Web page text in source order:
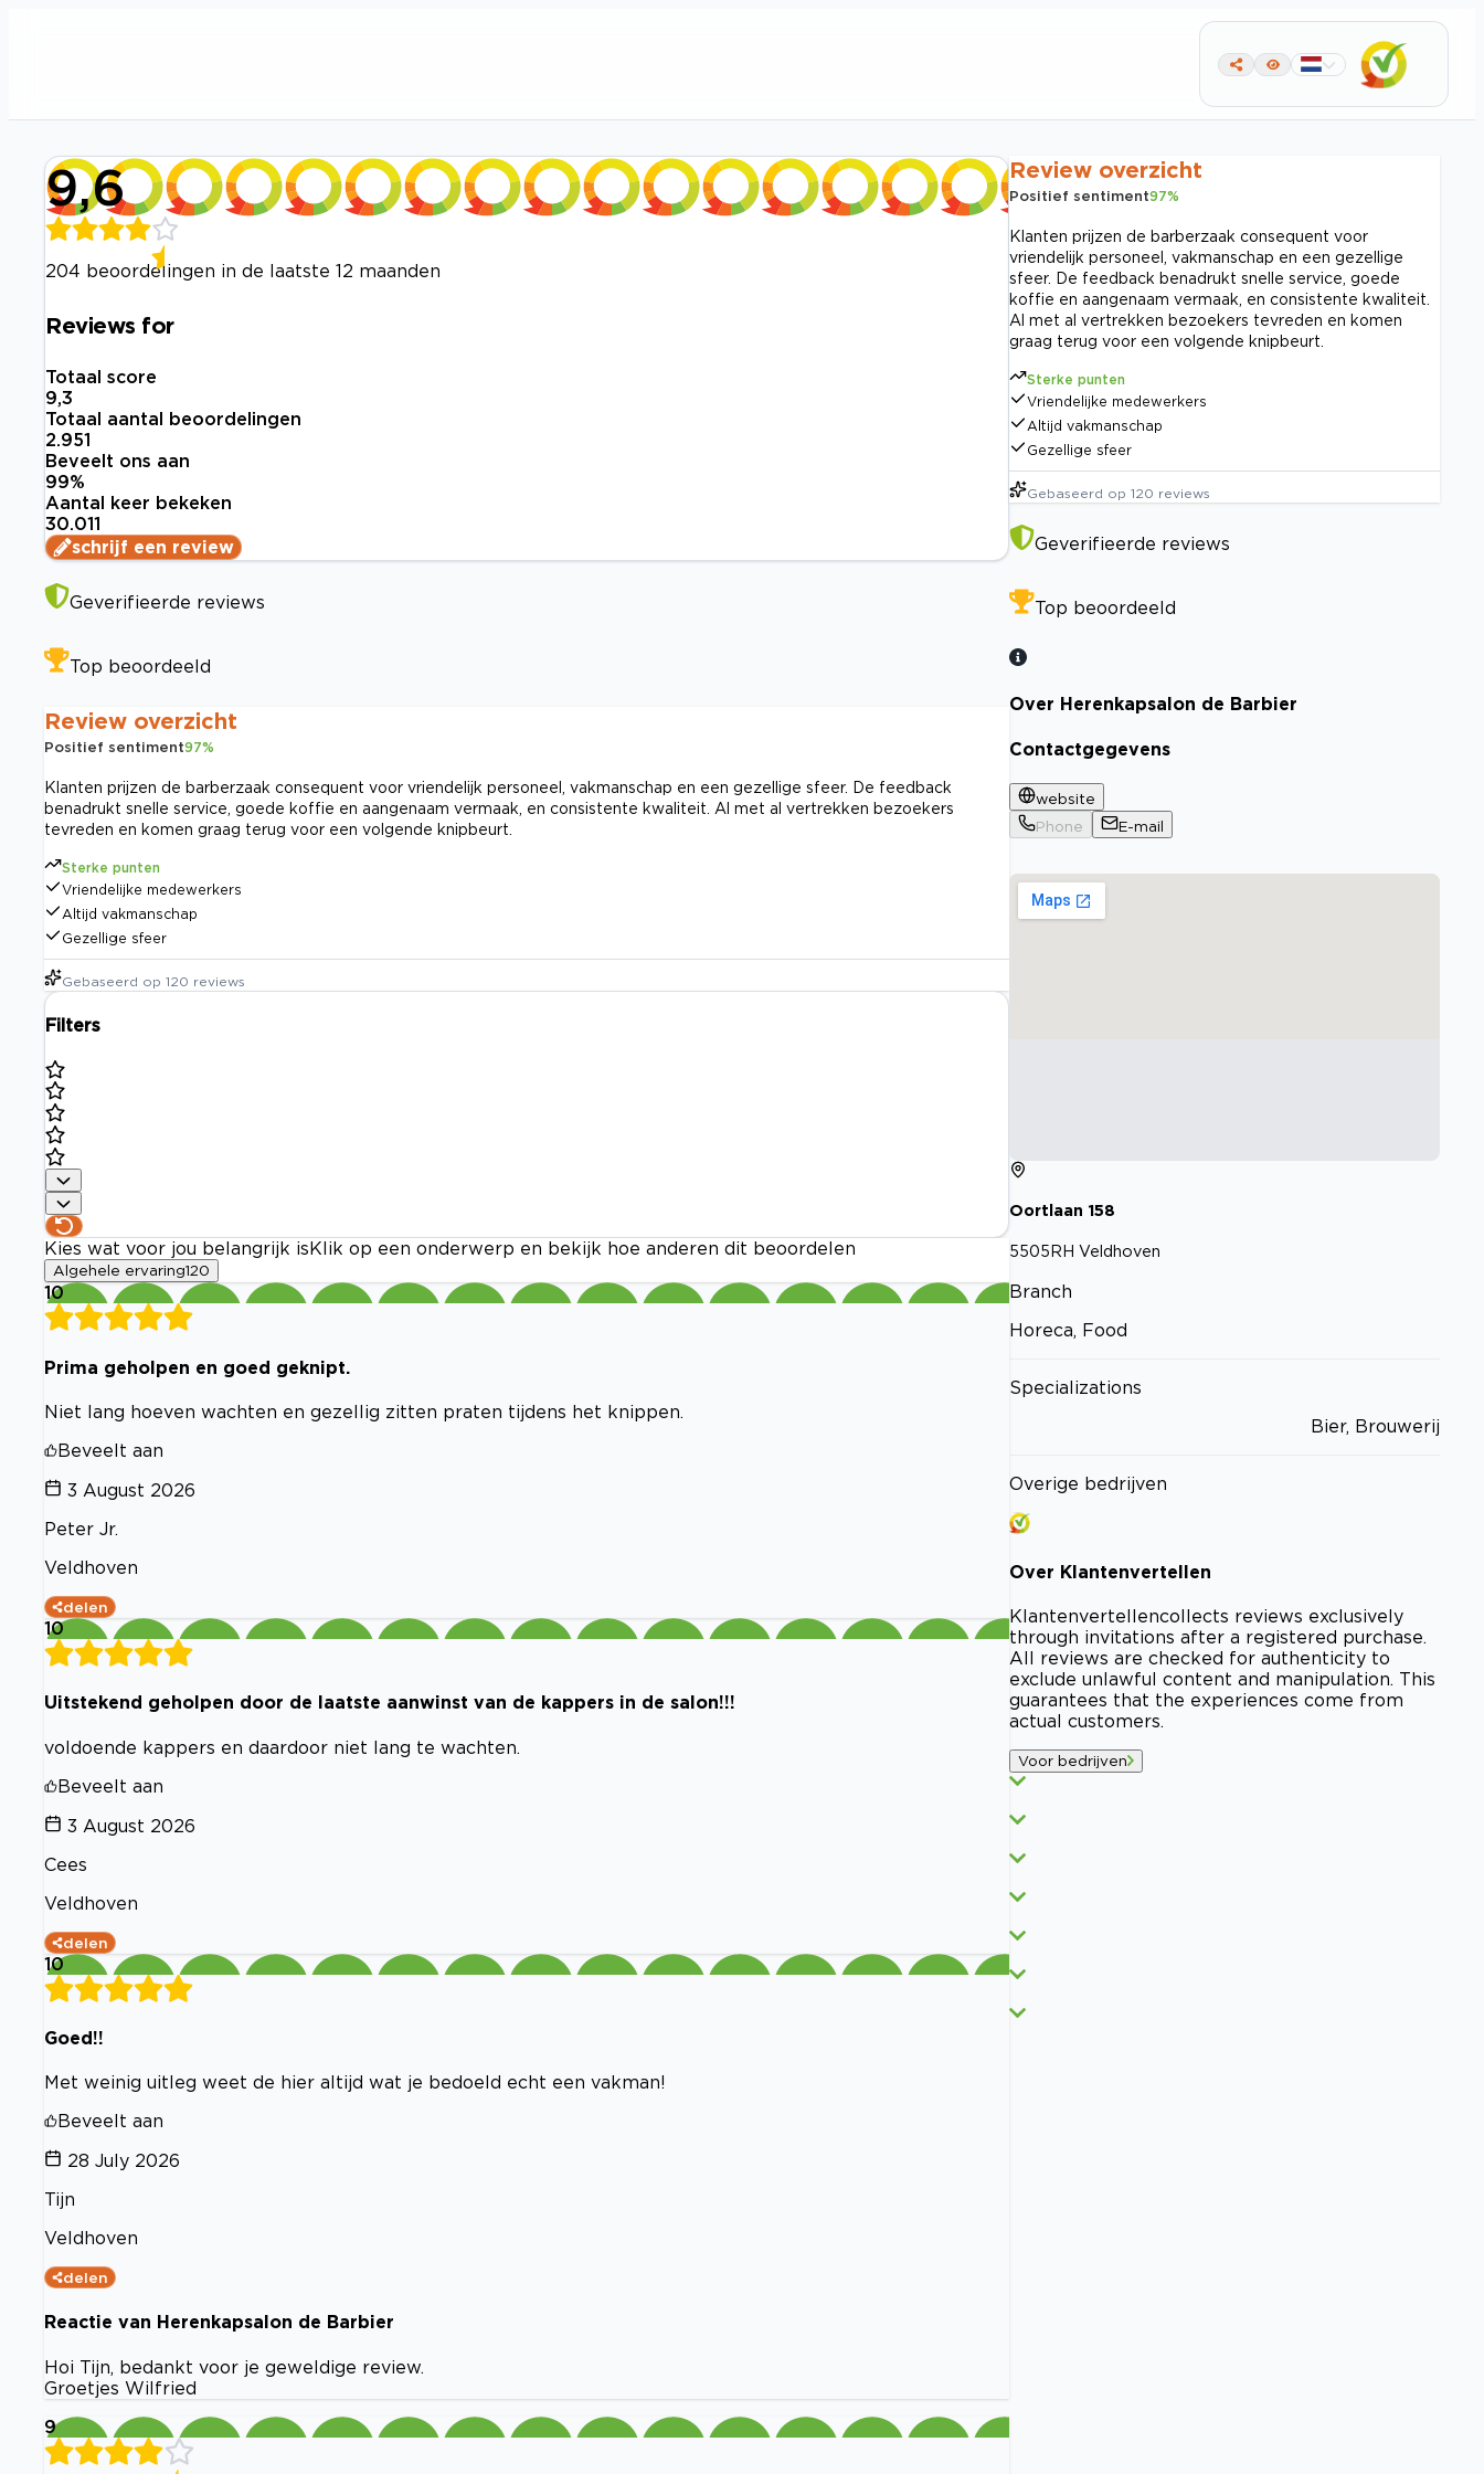
9,6
204 beoordelingen in de laatste 12 maanden
Reviews for
Totaal score
9,3
Totaal aantal beoordelingen
2.951
Beveelt ons aan
99%
Aantal keer bekeken
30.011
schrijf een review
Geverifieerde reviews
Top beoordeeld
Review overzicht
Positief sentiment97%
Klanten prijzen de barberzaak consequent voor vriendelijk personeel, vakmanschap en een gezellige sfeer. De feedback
benadrukt snelle service, goede koffie en aangenaam vermaak, en consistente kwaliteit. Al met al vertrekken bezoekers
tevreden en komen graag terug voor een volgende knipbeurt.
Sterke punten
Vriendelijke medewerkers
Altijd vakmanschap
Gezellige sfeer
Gebaseerd op 120 reviews
Filters
Kies wat voor jou belangrijk is Klik op een onderwerp en bekijk hoe anderen dit beoordelen
Algehele ervaring120
10
Prima geholpen en goed geknipt.
Niet lang hoeven wachten en gezellig zitten praten tijdens het knippen.
Beveelt aan
3 August 2026
Peter Jr.
Veldhoven
delen
10
Uitstekend geholpen door de laatste aanwinst van de kappers in de salon!!!
voldoende kappers en daardoor niet lang te wachten.
Beveelt aan
3 August 2026
Cees
Veldhoven
delen
10
Goed!!
Met weinig uitleg weet de hier altijd wat je bedoeld echt een vakman!
Beveelt aan
28 July 2026
Tijn
Veldhoven
delen
Reactie van Herenkapsalon de Barbier
Hoi Tijn, bedankt voor je geweldige review.
Groetjes Wilfried
9
Review overzicht
Positief sentiment97%
Klanten prijzen de barberzaak consequent voor
vriendelijk personeel, vakmanschap en een gezellige
sfeer. De feedback benadrukt snelle service, goede
koffie en aangenaam vermaak, en consistente kwaliteit.
Al met al vertrekken bezoekers tevreden en komen
graag terug voor een volgende knipbeurt.
Sterke punten
Vriendelijke medewerkers
Altijd vakmanschap
Gezellige sfeer
Gebaseerd op 120 reviews
Geverifieerde reviews
Top beoordeeld
Over Herenkapsalon de Barbier
Contactgegevens
website
Phone
E-mail
Oortlaan 158
5505RH Veldhoven
Branch
Horeca, Food
Specializations
Bier, Brouwerij
Overige bedrijven
Over Klantenvertellen
Klantenvertellencollects reviews exclusively
through invitations after a registered purchase.
All reviews are checked for authenticity to
exclude unlawful content and manipulation. This
guarantees that the experiences come from
actual customers.
Voor bedrijven